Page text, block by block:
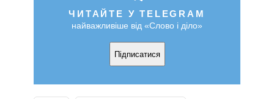
ЧИТАЙТЕ У TELEGRAM
найважливіше від «Слово і діло»
Підписатися